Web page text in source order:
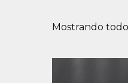
Mostrando